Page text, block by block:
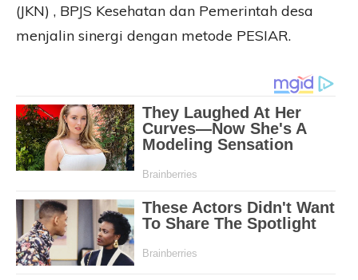
(JKN) , BPJS Kesehatan dan Pemerintah desa
menjalin sinergi dengan metode PESIAR.